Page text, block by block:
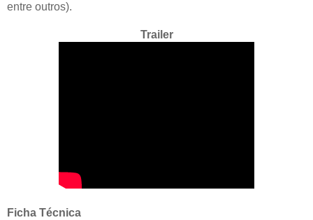
entre outros).
Trailer
Ficha Técnica